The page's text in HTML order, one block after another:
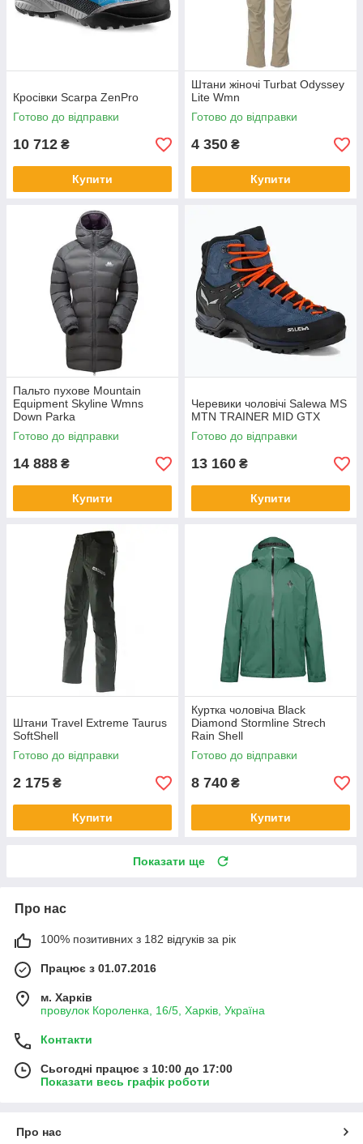
Кросівки Scarpa ZenPro
Готово до відправки
10 712 ₴
Купити
Штани жіночі Turbat Odyssey
Lite Wmn
Готово до відправки
4 350 ₴
Купити
Пальто пухове Mountain
Equipment Skyline Wmns
Down Parka
Готово до відправки
14 888 ₴
Купити
Черевики чоловічі Salewa MS
MTN TRAINER MID GTX
Готово до відправки
13 160 ₴
Купити
Штани Travel Extreme Taurus
SoftShell
Готово до відправки
2 175 ₴
Купити
Куртка чоловіча Black
Diamond Stormline Strech
Rain Shell
Готово до відправки
8 740 ₴
Купити
Показати ще
Про нас
100% позитивних з 182 відгуків за рік
Працює з 01.07.2016
м. Харків
провулок Короленка, 16/5, Харків, Україна
Контакти
Сьогодні працює з 10:00 до 17:00
Показати весь графік роботи
Про нас